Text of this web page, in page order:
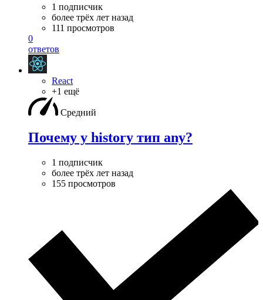
1 подписчик
более трёх лет назад
111 просмотров
0
ответов
React
+1 ещё
Средний
Почему у history тип any?
1 подписчик
более трёх лет назад
155 просмотров